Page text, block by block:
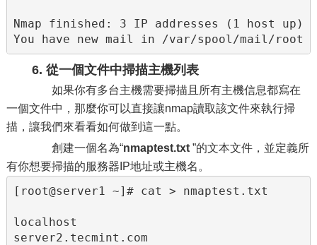
Nmap finished: 3 IP addresses (1 host up)
You have new mail in /var/spool/mail/root
6. 從一個文件中掃描主機列表
如果你有多台主機需要掃描且所有主機信息都寫在
一個文件中，那麼你可以直接讓nmap讀取該文件來執行掃
描，讓我們來看看如何做到這一點。
創建一個名為“nmaptest.txt”的文本文件，並定義所
有你想要掃描的服務器IP地址或主機名。
[root@server1 ~]# cat > nmaptest.txt
localhost
server2.tecmint.com